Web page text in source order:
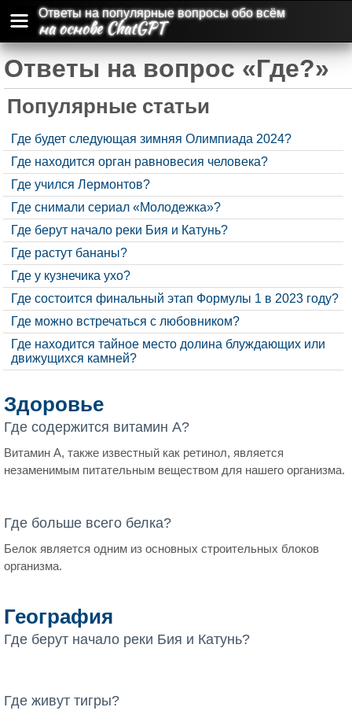
Ответы на популярные вопросы обо всём
на основе ChatGPT
Ответы на вопрос «Где?»
Популярные статьи
Где будет следующая зимняя Олимпиада 2024?
Где находится орган равновесия человека?
Где учился Лермонтов?
Где снимали сериал «Молодежка»?
Где берут начало реки Бия и Катунь?
Где растут бананы?
Где у кузнечика ухо?
Где состоится финальный этап Формулы 1 в 2023 году?
Где можно встречаться с любовником?
Где находится тайное место долина блуждающих или
движущихся камней?
Здоровье
Где содержится витамин A?
Витамин А, также известный как ретинол, является
незаменимым питательным веществом для нашего организма.
Где больше всего белка?
Белок является одним из основных строительных блоков
организма.
География
Где берут начало реки Бия и Катунь?
Где живут тигры?